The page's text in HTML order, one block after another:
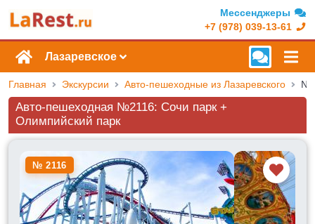
Мессенджеры
+7 (978) 039-13-61
Лазаревское
Главная Экскурсии Авто-пешеходные из Лазаревского
Авто-пешеходная №2116: Сочи парк +
Олимпийский парк
№ 2116